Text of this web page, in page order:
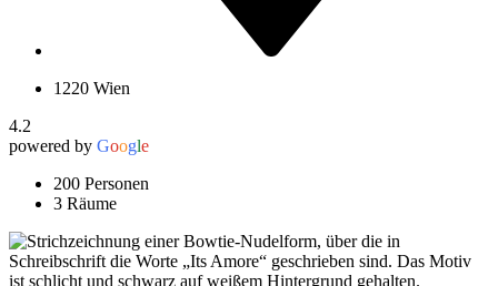
1220 Wien
4.2
powered by Google
200 Personen
3 Räume